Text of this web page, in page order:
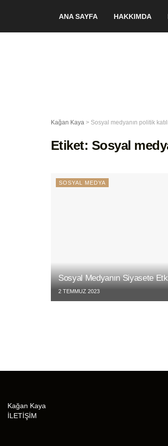
ANA SAYFA HAKKIMDA
Kağan Kaya > Sosyal medyanın politik
Etiket: Sosyal
SOSYAL MEDYA
Sosyal Medyanın Siyasete
2 TEMMUZ 2023
Kağan Kaya
İLETİŞİM